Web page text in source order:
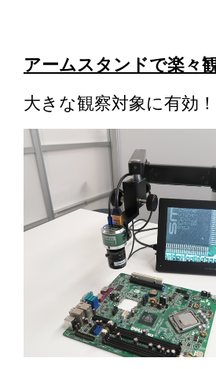
アームスタンドで楽々
大きな観察対象に有効！